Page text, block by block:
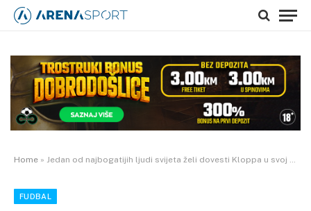
Home » Jedan od najbogatijih ljudi svijeta želi dovesti Kloppa u svoj klub
FUDBAL